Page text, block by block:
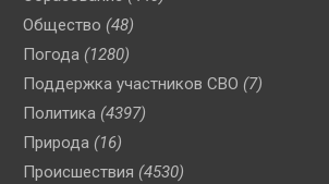
Общество (48)
Погода (1280)
Поддержка участников СВО (7)
Политика (4397)
Природа (16)
Происшествия (4530)